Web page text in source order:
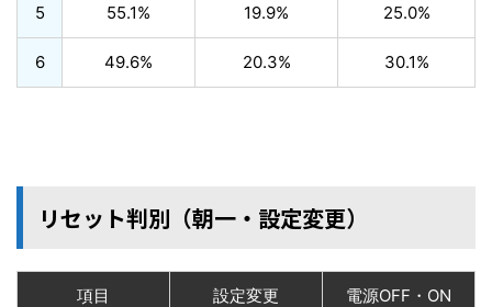
5 55.1% 19.9% 25.0%
6 49.6% 20.3% 30.1%
リセット判別（朝一・設定変更）
項目 設定変更 電源OFF・ON